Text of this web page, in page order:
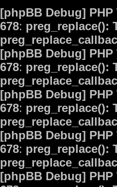
[phpBB Debug] PHP
678: preg_replace():
[phpBB Debug] PHP
678: preg_replace():
[phpBB Debug] PHP
678: preg_replace():
[phpBB Debug] PHP
678: preg_replace():
[phpBB Debug] PHP